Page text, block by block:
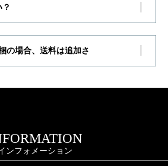
の場合、送料は追加さ
ンフォメーション